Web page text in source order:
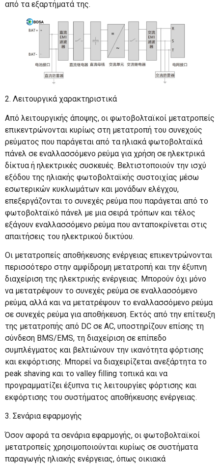
από τα εξαρτήματά της.
2. Λειτουργικά χαρακτηριστικά
Από λειτουργικής άποψης, οι φωτοβολταϊκοί μετατροπείς
επικεντρώνονται κυρίως στη μετατροπή του συνεχούς
ρεύματος που παράγεται από τα ηλιακά φωτοβολταϊκά
πάνελ σε εναλλασσόμενο ρεύμα για χρήση σε ηλεκτρικά
δίκτυα ή ηλεκτρικές συσκευές. Βελτιστοποιούν την ισχύ
εξόδου της ηλιακής φωτοβολταϊκής συστοιχίας μέσω
εσωτερικών κυκλωμάτων και μονάδων ελέγχου,
επεξεργάζονται το συνεχές ρεύμα που παράγεται από το
φωτοβολταϊκό πάνελ με μια σειρά τρόπων και τέλος
εξάγουν εναλλασσόμενο ρεύμα που ανταποκρίνεται στις
απαιτήσεις του ηλεκτρικού δικτύου.
Οι μετατροπείς αποθήκευσης ενέργειας επικεντρώνονται
περισσότερο στην αμφίδρομη μετατροπή και την έξυπνη
διαχείριση της ηλεκτρικής ενέργειας. Μπορούν όχι μόνο
να μετατρέψουν το συνεχές ρεύμα σε εναλλασσόμενο
ρεύμα, αλλά και να μετατρέψουν το εναλλασσόμενο ρεύμα
σε συνεχές ρεύμα για αποθήκευση. Εκτός από την επίτευξη
της μετατροπής από DC σε AC, υποστηρίζουν επίσης τη
σύνδεση BMS/EMS, τη διαχείριση σε επίπεδο
συμπλέγματος και βελτιώνουν την ικανότητα φόρτισης
και εκφόρτισης. Μπορεί να διαχειρίζεται ανεξάρτητα το
peak shaving και το valley filling τοπικά και να
προγραμματίζει έξυπνα τις λειτουργίες φόρτισης και
εκφόρτισης του συστήματος αποθήκευσης ενέργειας.
3. Σενάρια εφαρμογής
Όσον αφορά τα σενάρια εφαρμογής, οι φωτοβολταϊκοί
μετατροπείς χρησιμοποιούνται κυρίως σε συστήματα
παραγωγής ηλιακής ενέργειας, όπως οικιακά